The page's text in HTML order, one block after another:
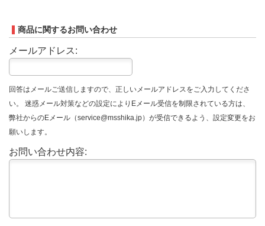
商品に関するお問い合わせ
メールアドレス:
回答はメールご送信しますので、正しいメールアドレスをご入力してくださ
い。 迷惑メール対策などの設定によりEメール受信を制限されている方は、
弊社からのEメール（service@msshika.jp）が受信できるよう、設定変更をお
願いします。
お問い合わせ内容: